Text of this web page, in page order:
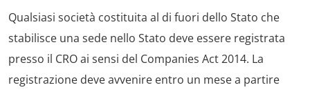
Qualsiasi società costituita al di fuori dello Stato che
stabilisce una sede nello Stato deve essere registrata
presso il CRO ai sensi del Companies Act 2014. La
registrazione deve avvenire entro un mese a partire